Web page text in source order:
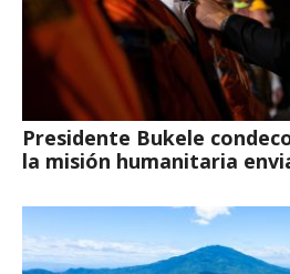
Presidente Bukele
la misión humanitaria